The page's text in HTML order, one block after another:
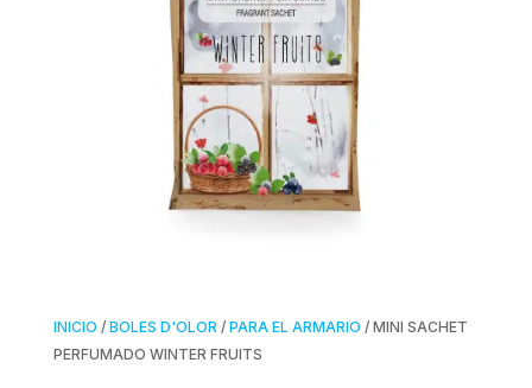
INICIO / BOLES D'OLOR/ PARA EL ARMARIO / MINI SACHET
PERFUMADO WINTER FRUITS